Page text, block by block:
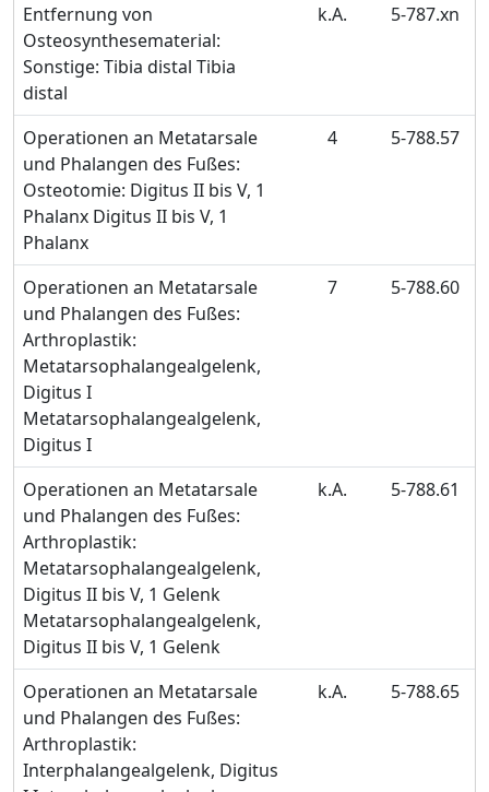
Entfernung von
Osteosynthesematerial:
Sonstige: Tibia distal Tibia
distal
k.A. 5-787.xn
Operationen an Metatarsale
und Phalangen des Fußes:
Osteotomie: Digitus II bis V, 1
Phalanx Digitus II bis V, 1
Phalanx
4 5-788.57
Operationen an Metatarsale
und Phalangen des Fußes:
Arthroplastik:
Metatarsophalangealgelenk,
Digitus I
Metatarsophalangealgelenk,
Digitus I
7 5-788.60
Operationen an Metatarsale
und Phalangen des Fußes:
Arthroplastik:
Metatarsophalangealgelenk,
Digitus II bis V, 1 Gelenk
Metatarsophalangealgelenk,
Digitus II bis V, 1 Gelenk
k.A. 5-788.61
Operationen an Metatarsale
und Phalangen des Fußes:
Arthroplastik:
Interphalangealgelenk, Digitus
k.A. 5-788.65